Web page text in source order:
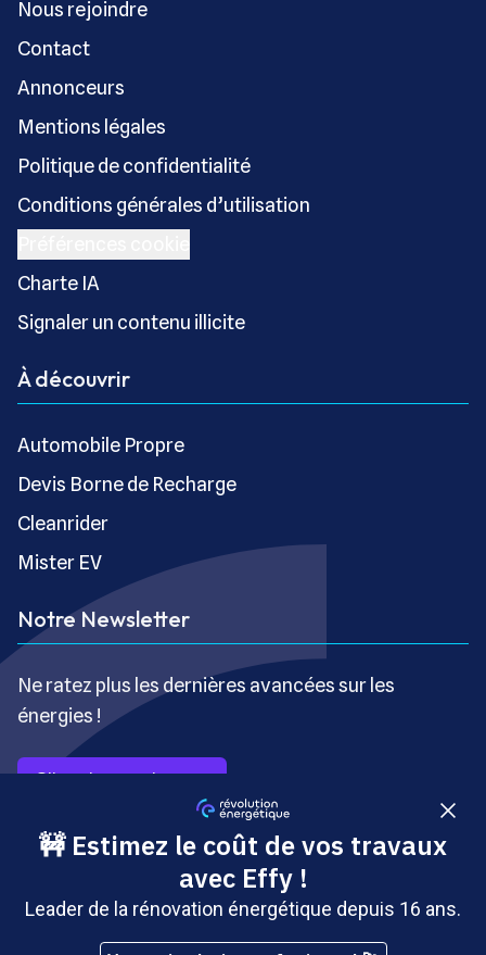
Nous rejoindre
Contact
Annonceurs
Mentions légales
Politique de confidentialité
Conditions générales d’utilisation
Charte IA
Signaler un contenu illicite
À découvrir
Automobile Propre
Devis Borne de Recharge
Cleanrider
Mister EV
Notre Newsletter
Ne ratez plus les dernières avancées sur les
énergies !
S’inscrire gratuitement
Copyright © Révolution Énergétique - Tous droits réservés
- Site édité par Saabre SAS, une société du groupe
Brakson